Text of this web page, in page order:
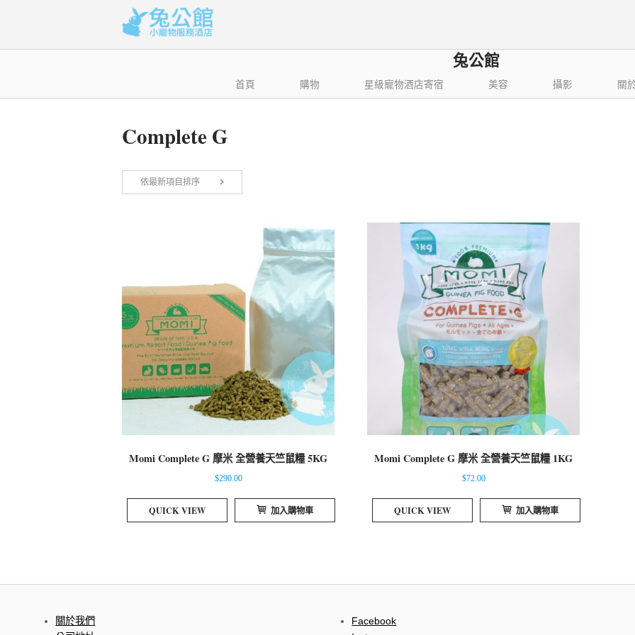
兔公館
首頁 購物 星級寵物酒店寄宿 美容 攝影 關
Complete G
依最新項目排序
排
序
Momi Complete G 摩米 全營養天竺鼠糧 5KG
$290.00
QUICK VIEW 加入購物車
Momi Complete G 摩米 全營養天竺鼠糧 1KG
$72.00
QUICK VIEW 加入購物車
關於我們
Facebook